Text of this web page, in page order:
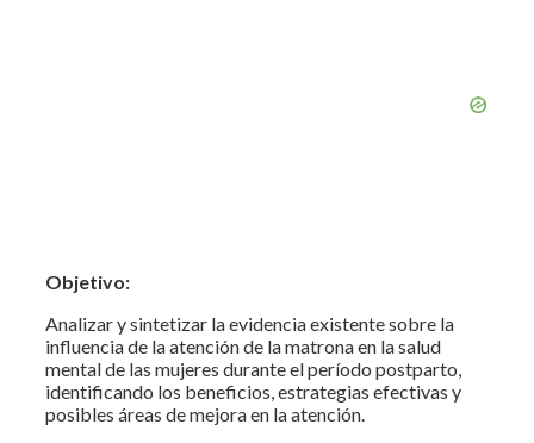
Objetivo:
Analizar y sintetizar la evidencia existente sobre la
influencia de la atención de la matrona en la salud
mental de las mujeres durante el período postparto,
identificando los beneficios, estrategias efectivas y
posibles áreas de mejora en la atención.